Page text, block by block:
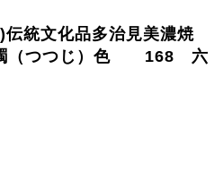
統文化品多治見美濃焼
躅（つつじ）色 168 六